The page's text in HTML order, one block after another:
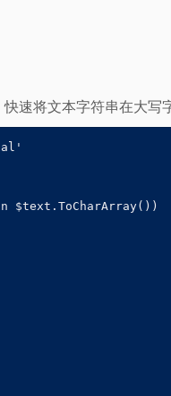
速将文本字符串在大写
$text.ToCharArray())